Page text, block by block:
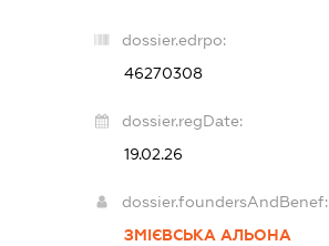
dossier.edrpo:
46270308
dossier.regDate:
19.02.26
dossier.foundersAndBenef:
ЗМІЄВСЬКА АЛЬОНА